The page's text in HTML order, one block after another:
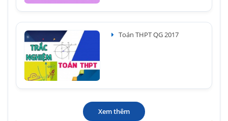
Toán THPT QG 2017
Xem thêm